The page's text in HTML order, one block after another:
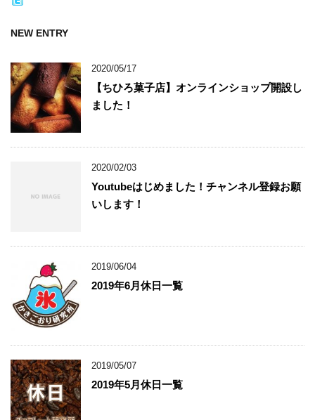
NEW ENTRY
2020/05/17
【ちひろ菓子店】オンラインショップ開設し
ました！
2020/02/03
Youtubeはじめました！チャンネル登録お願
いします！
2019/06/04
2019年6月休日一覧
2019/05/07
2019年5月休日一覧